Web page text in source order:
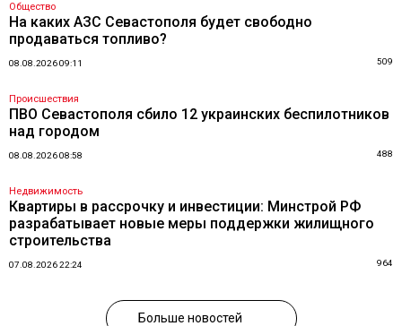
Общество
На каких АЗС Севастополя будет свободно
продаваться топливо?
08.08.2026 09:11 509
Происшествия
ПВО Севастополя сбило 12 украинских беспилотников
над городом
08.08.2026 08:58 488
Недвижимость
Квартиры в рассрочку и инвестиции: Минстрой РФ
разрабатывает новые меры поддержки жилищного
строительства
07.08.2026 22:24 964
Больше новостей